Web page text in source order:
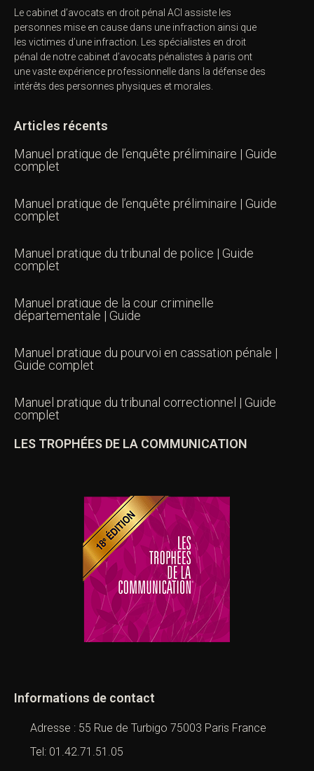
Le cabinet d’avocats en droit pénal ACI assiste les
personnes mise en cause dans une infraction ainsi que
les victimes d’une infraction. Les spécialistes en droit
pénal de notre cabinet d’avocats pénalistes à paris ont
une vaste expérience professionnelle dans la défense des
intérêts des personnes physiques et morales.
Articles récents
Manuel pratique de l’enquête préliminaire | Guide
complet
Manuel pratique de l’enquête préliminaire | Guide
complet
Manuel pratique du tribunal de police | Guide
complet
Manuel pratique de la cour criminelle
départementale | Guide
Manuel pratique du pourvoi en cassation pénale |
Guide complet
Manuel pratique du tribunal correctionnel | Guide
complet
LES TROPHÉES DE LA COMMUNICATION
Informations de contact
Adresse : 55 Rue de Turbigo 75003 Paris France
Tel: 01.42.71.51.05